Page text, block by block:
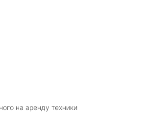
на аренду техники